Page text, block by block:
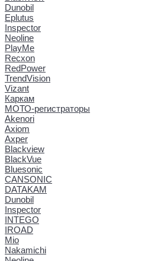
Dunobil
Eplutus
Inspector
Neoline
PlayMe
Recxon
RedPower
TrendVision
Vizant
Каркам
МОТО-регистраторы
Akenori
Axiom
Axper
Blackview
BlackVue
Bluesonic
CANSONIC
DATAKAM
Dunobil
Inspector
INTEGO
IROAD
Mio
Nakamichi